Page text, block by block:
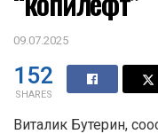
09.07.2025
152
SHARES
Виталик Бутерин,